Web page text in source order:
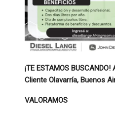
¡TE ESTAMOS
Cliente Olavarría, Buenos
VALORAMOS